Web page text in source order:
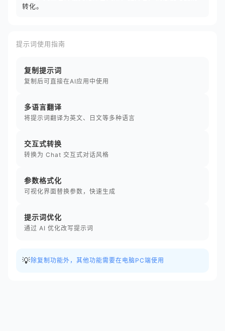
转化。
提示词使用指南
复制提示词
复制后可直接在AI应用中使用
多语言翻译
将提示词翻译为英文、日文等多种语言
交互式转换
转换为 Chat 交互式对话风格
参数格式化
可视化界面替换参数，快速生成
提示词优化
通过 AI 优化改写提示词
💡 除复制功能外，其他功能需要在电脑PC端使用